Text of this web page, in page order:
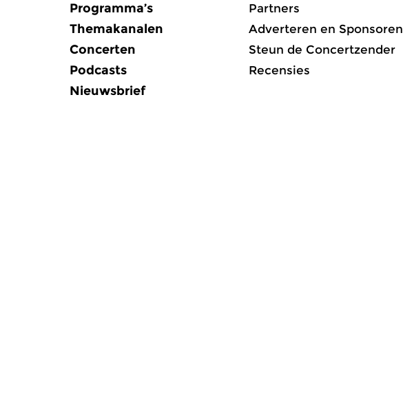
Programma’s
Themakanalen
Concerten
Podcasts
Nieuwsbrief
Partners
Adverteren en Sponsoren
Steun de Concertzender
Recensies